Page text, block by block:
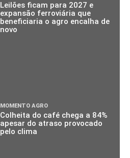
Leilões ficam para 2027 e
expansão ferroviária que
beneficiaria o agro encalha de
novo
MOMENTO AGRO
Colheita do café chega a 84%
apesar do atraso provocado
pelo clima